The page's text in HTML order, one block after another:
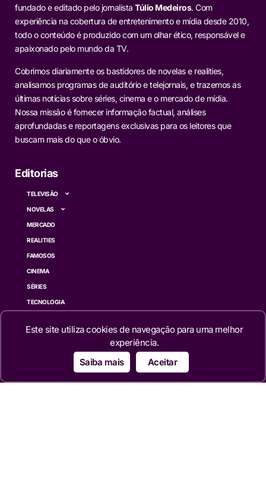
fundado e editado pelo jornalista Túlio Medeiros. Com
experiência na cobertura de entretenimento e mídia desde 2010,
todo o conteúdo é produzido com um olhar ético, responsável e
apaixonado pelo mundo da TV.
Cobrimos diariamente os bastidores de novelas e realities,
analisamos programas de auditório e telejornais, e trazemos as
últimas notícias sobre séries, cinema e o mercado de mídia.
Nossa missão é fornecer informação factual, análises
aprofundadas e reportagens exclusivas para os leitores que
buscam mais do que o óbvio.
Editorias
TELEVISÃO
NOVELAS
MERCADO
REALITIES
FAMOSOS
CINEMA
SÉRIES
TECNOLOGIA
ÚLTIMAS NOTÍCIAS
Este site utiliza cookies de navegação para uma melhor
experiência.
Saiba mais
Aceitar